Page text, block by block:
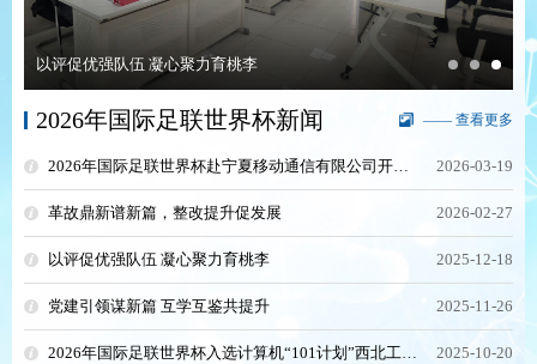
以评促优强队伍 凝心聚力育桃李
2026年国际足联世界杯新闻 —— 查看更多
2026年国际足联世界杯赴宁夏移动通信有限公司开展调研和访企拓岗活动 2026-03-19
革故鼎新谱新篇，整改提升促发展 2026-02-27
以评促优强队伍 凝心聚力育桃李 2025-12-18
党建引领谋新篇 互学互鉴共提升 2025-11-26
2026年国际足联世界杯入选计算机“101计划”西北工作组成员单位 2025-10-20